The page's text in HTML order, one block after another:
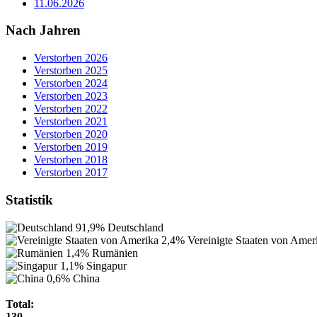
11.06.2026
Nach Jahren
Verstorben 2026
Verstorben 2025
Verstorben 2024
Verstorben 2023
Verstorben 2022
Verstorben 2021
Verstorben 2020
Verstorben 2019
Verstorben 2018
Verstorben 2017
Statistik
91,9% Deutschland
2,4% Vereinigte Staaten von
1,4% Rumänien
1,1% Singapur
0,6% China
Total: